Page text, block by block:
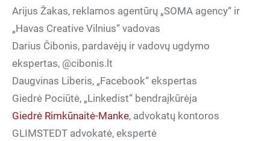
Arijus Žakas, reklamos agentūrų „SOMA agency“ ir
„Havas Creative Vilnius“ vadovas
Darius Čibonis, pardavėjų ir vadovų ugdymo
ekspertas, @cibonis.lt
Daugvinas Liberis, „Facebook“ ekspertas
Giedrė Pociūtė, „Linkedist“ bendraįkūrėja
Giedrė Rimkūnaitė-Manke, advokatų kontoros
GLIMSTEDT advokatė, ekspertė